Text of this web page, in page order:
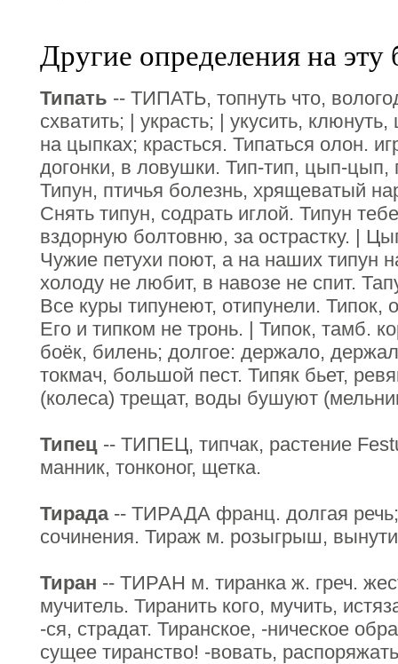
Другие определения на эту
Типать -- ТИПАТЬ, топнуть что,
схватить; | украсть; | укусить,
на цыпках; красться. Типаться олон.
догонки, в ловушки. Тип-тип, цып-цып,
Типун, птичья болезнь, хрящеватый
Снять типун, содрать иглой. Типун
вздорную болтовню, за острастку. |
Чужие петухи поют, а на наших типун
холоду не любит, в навозе не спит.
Все куры типунеют, отипунели. Типок,
Его и типком не тронь. | Типок, тамб.
боёк, билень; долгое: держало,
токмач, большой пест. Типяк бьет,
(колеса) трещат, воды бушуют
Типец -- ТИПЕЦ, типчак, растение
манник, тонконог, щетка.
Тирада-- ТИРАДА франц. долгая речь;
сочинения. Тираж м. розыгрыш,
Тиран -- ТИРАН м. тиранка ж. греч.
мучитель. Тиранить кого, мучить,
-ся, страдат. Тиранское, -ническое
сущее тиранство! -вовать,